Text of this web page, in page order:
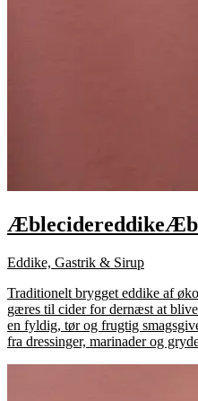
Æblecidereddike
Eddike, Gastrik & Sirup
Traditionelt brygget eddike af
gæres til cider for dernæst at
en fyldig, tør og frugtig
fra dressinger, marinader og